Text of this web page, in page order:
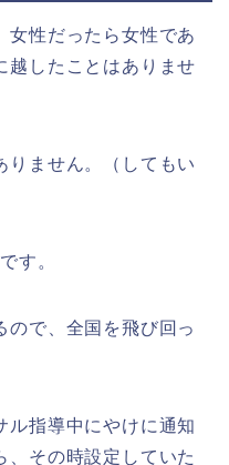
女性だったら女性であ
越したことはありませ
りません。（してもい
す。
ので、全国を飛び回っ
ル指導中にやけに通知
、その時設定していた